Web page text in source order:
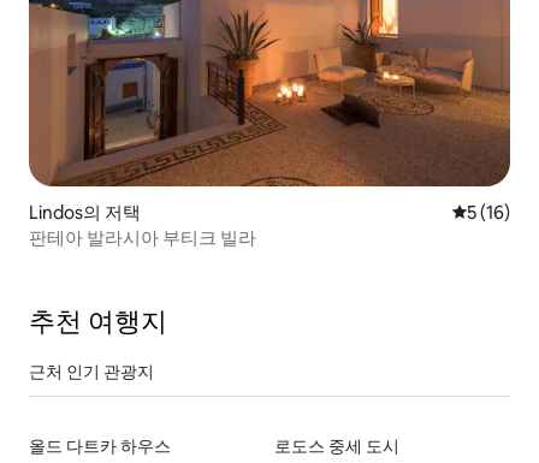
Lindos의 저택 평점 5점
5 (16)
판테아 발라시아 부티크 빌라
추천 여행지
근처 인기 관광지
올드 다트카 하우스 로도스 중세 도시